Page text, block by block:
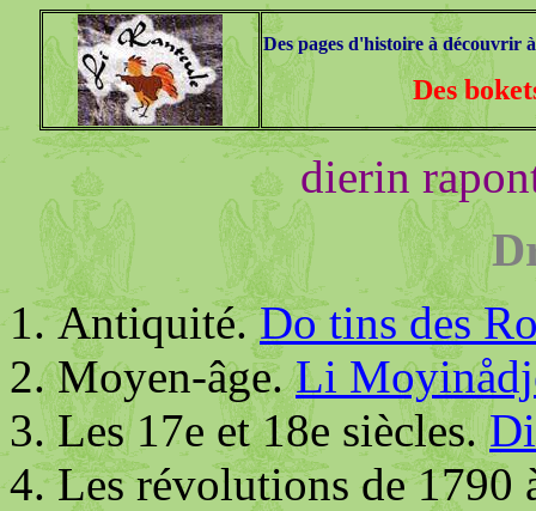
Des pages d'histoire à découvrir
Des
dierin
Antiquité.Do tins des
Moyen-âge.Li
Les 17e et 18e siècles.
Les révolutions de 1790